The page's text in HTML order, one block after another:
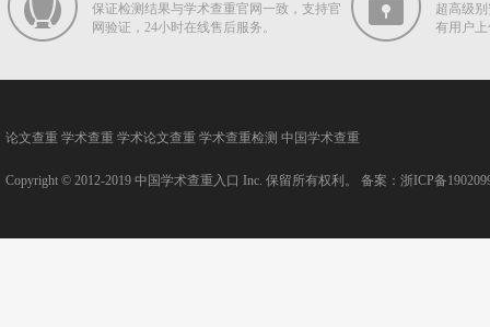
保证检测结果与学术查重官网一致，支持官
网验证，24小时在线售后服务。
超高级
有用户
论文查重 学术查重 学术论文查重 学术查重检测 中国学术查重
Copyright © 2012-2019 中国学术查重入口 Inc. 保留所有权利。 备案： 浙ICP备